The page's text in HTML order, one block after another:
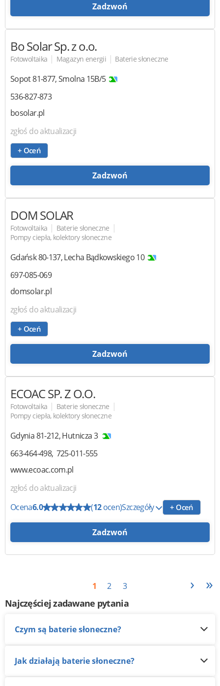
Zadzwoń
Bo SolarSp. z o.o.
Fotowoltaika | Magazyn energii | Baterie słoneczne
Sopot81-877,Smolna 15B/5
536-827-873
bosolar.pl
zgłoś do aktualizacji
+ Oceń
Zadzwoń
DOM SOLAR
Fotowoltaika | Baterie słoneczne |
Pompy ciepła, kolektory słoneczne
Gdańsk80-137,Lecha Bądkowskiego 10
697-085-069
domsolar.pl
zgłoś do aktualizacji
+ Oceń
Zadzwoń
ECOAC SP. Z O.O.
Fotowoltaika | Baterie słoneczne |
Pompy ciepła, kolektory słoneczne
Gdynia81-212,Hutnicza 3
663-464-498 725-011-555
www.ecoac.com.pl
zgłoś do aktualizacji
Ocena6.0 (12ocen)Szczegóły + Oceń
Zadzwoń
1 2 3 › »
Najczęściej zadawane pytania
Czym są baterie słoneczne?
Jak działają baterie słoneczne?